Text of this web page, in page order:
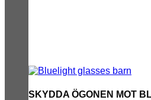
SKYDDA ÖGONEN MOT